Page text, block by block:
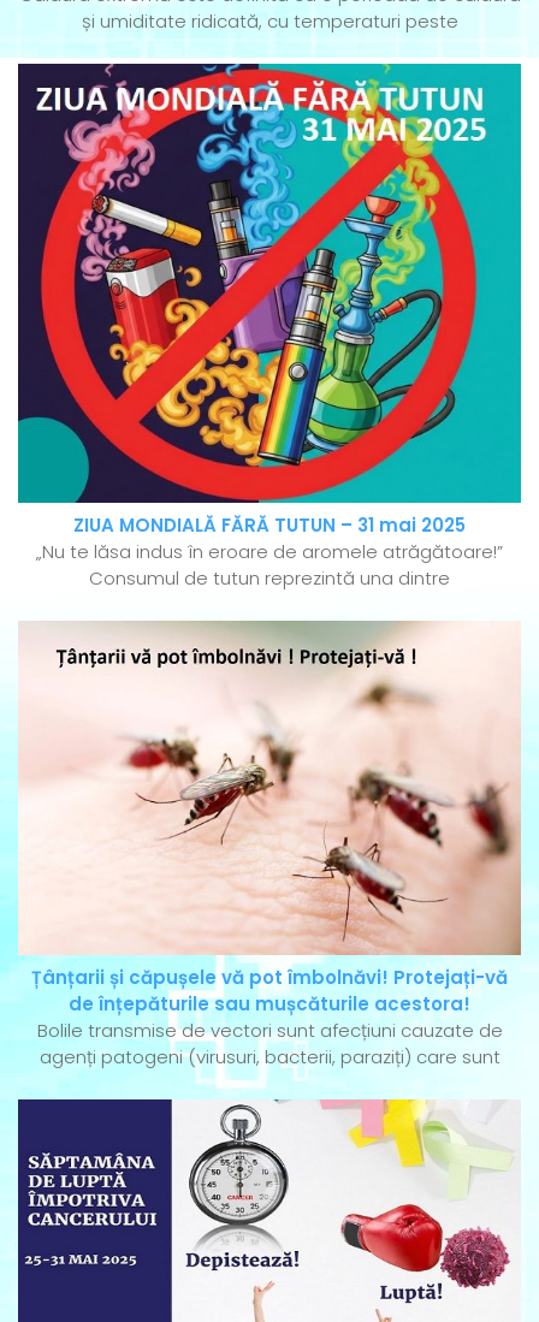
și umiditate ridicată, cu temperaturi peste
ZIUA MONDIALĂ FĂRĂ TUTUN – 31 mai 2025
„Nu te lăsa indus în eroare de aromele atrăgătoare!”
Consumul de tutun reprezintă una dintre
Țânțarii și căpușele vă pot îmbolnăvi! Protejați-vă
de înțepăturile sau mușcăturile acestora!
Bolile transmise de vectori sunt afecțiuni cauzate de
agenți patogeni (virusuri, bacterii, paraziți) care sunt